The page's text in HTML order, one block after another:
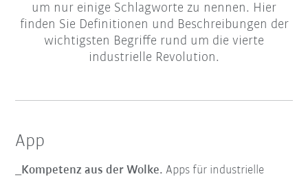
um nur einige Schlagworte zu nennen. Hier
finden Sie Definitionen und Beschreibungen der
wichtigsten Begriffe rund um die vierte
industrielle Revolution.
App
_Kompetenz aus der Wolke. Apps für industrielle